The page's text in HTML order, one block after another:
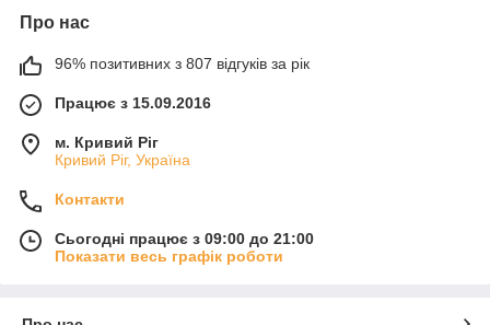
Про нас
96% позитивних з 807 відгуків за рік
Працює з 15.09.2016
м. Кривий Ріг
Кривий Ріг, Україна
Контакти
Сьогодні працює з 09:00 до 21:00
Показати весь графік роботи